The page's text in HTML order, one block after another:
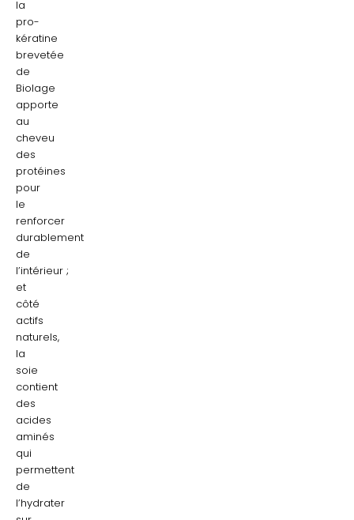
la
pro-
kératine
brevetée
de
Biolage
apporte
au
cheveu
des
protéines
pour
le
renforcer
durablement
de
l’intérieur ;
et
côté
actifs
naturels,
la
soie
contient
des
acides
aminés
qui
permettent
de
l’hydrater